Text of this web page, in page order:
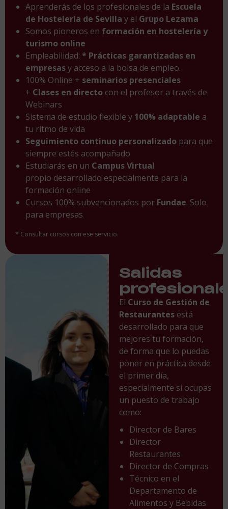
Aprenderás de los profesionales de la Escuela
de Hostelería de Sevilla y el Grupo Lezama
Somos pioneros en formación en hostelería y
turismo online
Empleabilidad: * Prácticas garantizadas en
empresasy acceso a la bolsa de empleo.
100% Online + seminarios presenciales
+ Clases en directo con el profesor a través de
Webinars
Sistema de estudio flexible y 100% adaptable a
tu ritmo de vida
Seguimiento continuo personalizado para que
siempre estés acompañado
Estudiarás en un Campus Virtual
propio desarrollado especialmente para la
formación online
Cursos 100% subvencionados por Fundae. Solo
para empresas
* Consultar cursos con ese servicio.
Salidas
El Curso de Gestión de
Restaurantesestá
desarrollado para que
mejores tu formación,
de forma que lo puedas
poner en práctica desde
el primer día,
especialmente si ocupas
un puesto de trabajo
como:
Director de Bares
Director
Restaurantes
Director de Compras
Técnico en el
Departamento de
Alimentos y Bebidas